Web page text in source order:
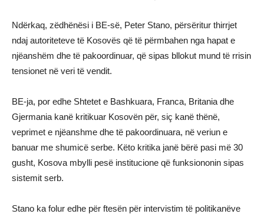
Ndërkaq, zëdhënësi i BE-së, Peter Stano, përsëritur thirrjet
ndaj autoriteteve të Kosovës që të përmbahen nga hapat e
njëanshëm dhe të pakoordinuar, që sipas bllokut mund të rrisin
tensionet në veri të vendit.
BE-ja, por edhe Shtetet e Bashkuara, Franca, Britania dhe
Gjermania kanë kritikuar Kosovën për, siç kanë thënë,
veprimet e njëanshme dhe të pakoordinuara, në veriun e
banuar me shumicë serbe. Këto kritika janë bërë pasi më 30
gusht, Kosova mbylli pesë institucione që funksiononin sipas
sistemit serb.
Stano ka folur edhe për ftesën për intervistim të politikanëve